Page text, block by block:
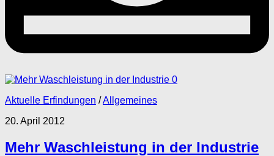
0
Aktuelle Erfindungen /Allgemeines
20. April 2012
Mehr Waschleistung in der Industrie